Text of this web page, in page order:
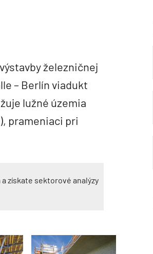
železničnej
– Berlín viadukt
lužné územia
prameniaci pri
získate sektorové analýzy